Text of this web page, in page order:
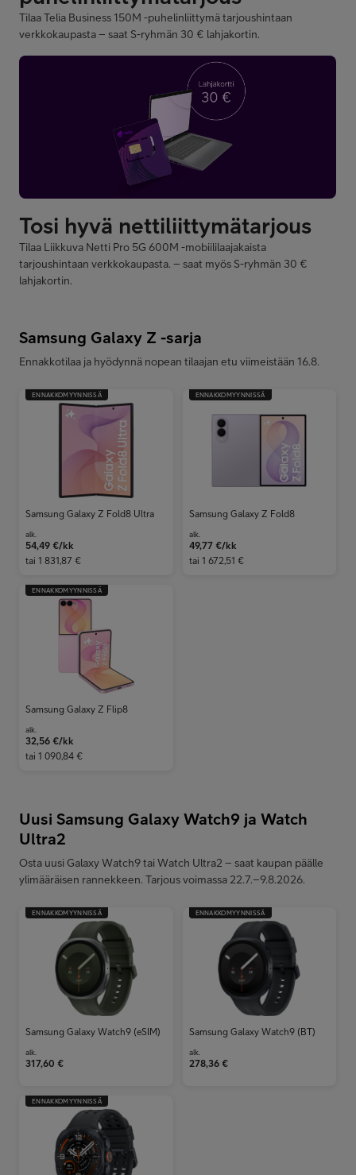
Tilaa Telia Business 150M -puhelinliittymä tarjoushintaan
verkkokaupasta – saat S-ryhmän 30 € lahjakortin.
Tilaa Liikkuva Netti Pro 5G 600M -mobiililaajakaista
tarjoushintaan verkkokaupasta. – saat myös S-ryhmän 30 €
lahjakortin.
Samsung Galaxy Z -sarja
Ennakkotilaa ja hyödynnä nopean tilaajan etu viimeistään 16.8.
ENNAKKOMYYNNISSÄ
Samsung Galaxy Z Fold8 Ultra
alk.
54,49 €/kk
tai 1 831,87 €
ENNAKKOMYYNNISSÄ
Samsung Galaxy Z Fold8
alk.
49,77 €/kk
tai 1 672,51 €
ENNAKKOMYYNNISSÄ
Samsung Galaxy Z Flip8
alk.
32,56 €/kk
tai 1 090,84 €
Uusi Samsung Galaxy Watch9 ja Watch
Ultra2
Osta uusi Galaxy Watch9 tai Watch Ultra2 – saat kaupan päälle
ylimääräisen rannekkeen. Tarjous voimassa 22.7.–9.8.2026.
ENNAKKOMYYNNISSÄ
Samsung Galaxy Watch9 (eSIM)
alk.
317,60 €
ENNAKKOMYYNNISSÄ
Samsung Galaxy Watch9 (BT)
alk.
278,36 €
ENNAKKOMYYNNISSÄ